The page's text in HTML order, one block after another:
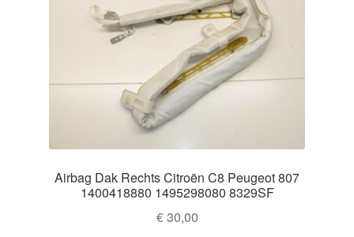
Airbag Dak Rechts Citroën C8 Peugeot 807
1400418880 1495298080 8329SF
€30,00